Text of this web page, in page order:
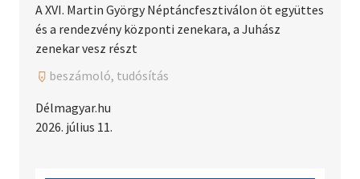
A XVI. Martin György Néptáncfesztiválon öt együttes
és a rendezvény központi zenekara, a Juhász
zenekar vesz részt
beszámoló, tudósítás
Délmagyar.hu
2026. július 11.